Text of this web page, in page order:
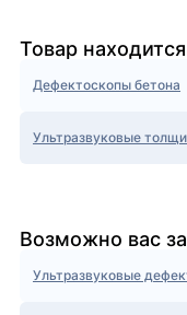
Товар
Дефектоскопы бетона
Ультразвуковые
Возможно вас
Ультразвуковые